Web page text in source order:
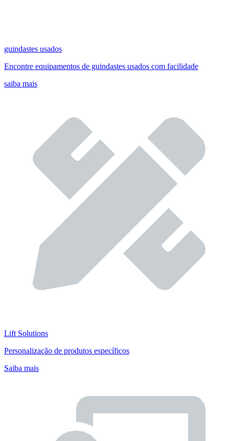
guindastes usados
Encontre equipamentos de guindastes usados com facilidade
saiba mais
Lift Solutions
Personalização de produtos específicos
Saiba mais